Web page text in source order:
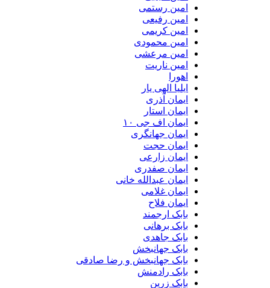
امین رستمی
امین رفیعی
امین کریمی
امین محمودی
امین مرعشی
امین ناریت
اهورا
ایلیا الهی یار
ایمان آذری
ایمان استار
ایمان اف جی ۱۰
ایمان جهانگری
ایمان حجت
ایمان زارعی
ایمان صفدری
ایمان عبدالله خانی
ایمان غلامی
ایمان فلاح
بابک ارجمند
بابک برهانی
بابک جاهدی
بابک جهانبخش
بابک جهانبخش و رضا صادقی
بابک رادمنش
بابک زرین